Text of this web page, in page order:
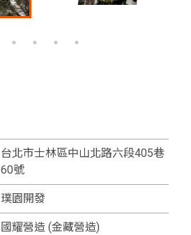
台北市士林區中山北路六段405巷
60號
璞園開發
國耀營造 (金藏營造)